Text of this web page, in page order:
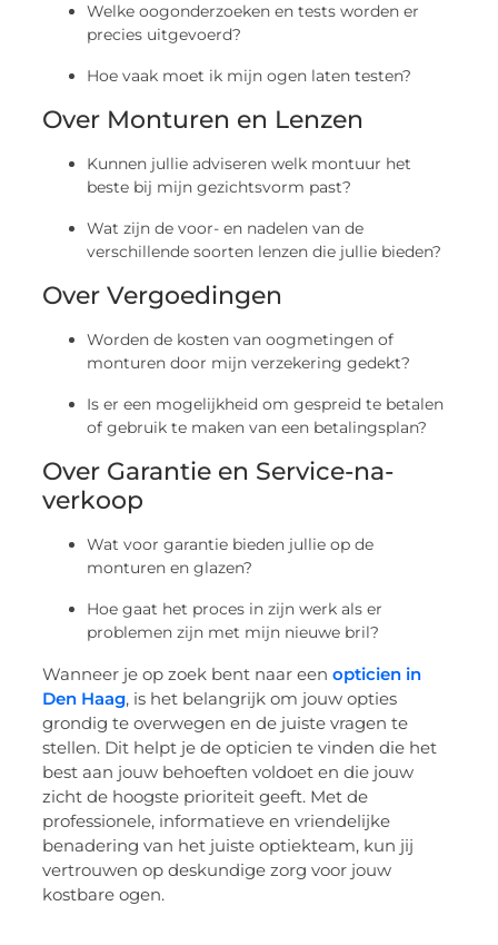
Welke oogonderzoeken en tests worden er
precies uitgevoerd?
Hoe vaak moet ik mijn ogen laten testen?
Over Monturen en Lenzen
Kunnen jullie adviseren welk montuur het
beste bij mijn gezichtsvorm past?
Wat zijn de voor- en nadelen van de
verschillende soorten lenzen die jullie bieden?
Over Vergoedingen
Worden de kosten van oogmetingen of
monturen door mijn verzekering gedekt?
Is er een mogelijkheid om gespreid te betalen
of gebruik te maken van een betalingsplan?
Over Garantie en Service-na-
verkoop
Wat voor garantie bieden jullie op de
monturen en glazen?
Hoe gaat het proces in zijn werk als er
problemen zijn met mijn nieuwe bril?
Wanneer je op zoek bent naar eenopticien in
Den Haag, is het belangrijk om jouw opties
grondig te overwegen en de juiste vragen te
stellen. Dit helpt je de opticien te vinden die het
best aan jouw behoeften voldoet en die jouw
zicht de hoogste prioriteit geeft. Met de
professionele, informatieve en vriendelijke
benadering van het juiste optiekteam, kun jij
vertrouwen op deskundige zorg voor jouw
kostbare ogen.